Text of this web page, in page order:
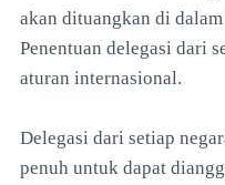
akan dituangkan di
Penentuan delegasi dari
aturan internasional.
Delegasi dari setiap
penuh untuk dapat